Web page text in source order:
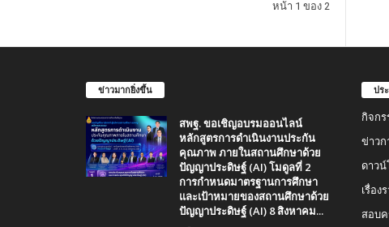
หน้า 1 ของ 2
ข่าวมากยิ่งขึ้น
สพฐ. ขอเชิญอบรมออนไลน์
หลักสูตรการดำเนินงานประกัน
คุณภาพ ภายในสถานศึกษาด้วย
ปัญญาประดิษฐ์ (AI) โมดูลที่ 2
การกำหนดมาตรฐานการศึกษา
และเป้าหมายของสถานศึกษาด้วย
ปัญญาประดิษฐ์ (AI) 8 สิงหาคม...
ปร
กิจก
ข่าวก
ดาว
เรื่อง
สอบค